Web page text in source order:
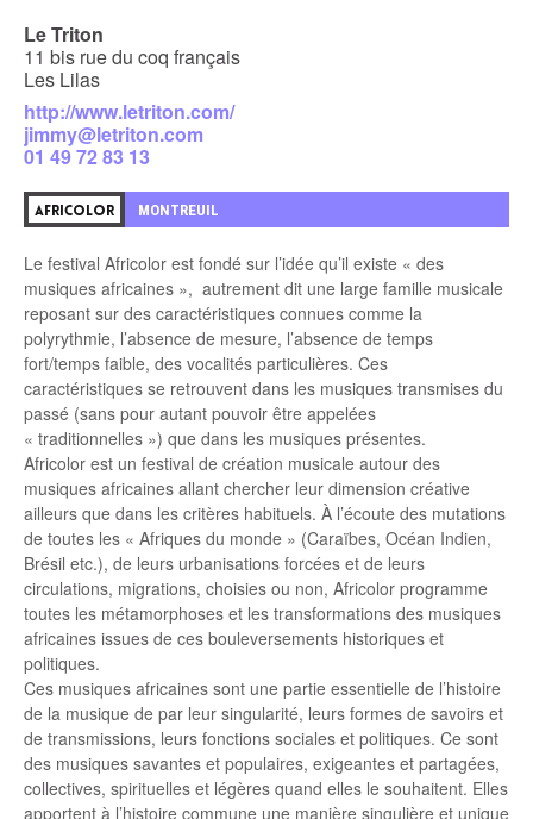
Le Triton
11 bis rue du coq français
Les Lilas
http://www.letriton.com/
jimmy@letriton.com
01 49 72 83 13
AFRICOLOR MONTREUIL
Le festival Africolor est fondé sur l’idée qu’il existe « des
musiques africaines », autrement dit une large famille musicale
reposant sur des caractéristiques connues comme la
polyrythmie, l’absence de mesure, l’absence de temps
fort/temps faible, des vocalités particulières. Ces
caractéristiques se retrouvent dans les musiques transmises du
passé (sans pour autant pouvoir être appelées
« traditionnelles ») que dans les musiques présentes.
Africolor est un festival de création musicale autour des
musiques africaines allant chercher leur dimension créative
ailleurs que dans les critères habituels. À l’écoute des mutations
de toutes les « Afriques du monde » (Caraïbes, Océan Indien,
Brésil etc.), de leurs urbanisations forcées et de leurs
circulations, migrations, choisies ou non, Africolor programme
toutes les métamorphoses et les transformations des musiques
africaines issues de ces bouleversements historiques et
politiques.
Ces musiques africaines sont une partie essentielle de l’histoire
de la musique de par leur singularité, leurs formes de savoirs et
de transmissions, leurs fonctions sociales et politiques. Ce sont
des musiques savantes et populaires, exigeantes et partagées,
collectives, spirituelles et légères quand elles le souhaitent. Elles
apportent à l’histoire commune une manière singulière et unique